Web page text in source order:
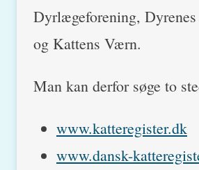
Dyrlægeforening,
og Kattens Værn.
Man kan derfor søge to
www.katteregister.dk
www.dansk-